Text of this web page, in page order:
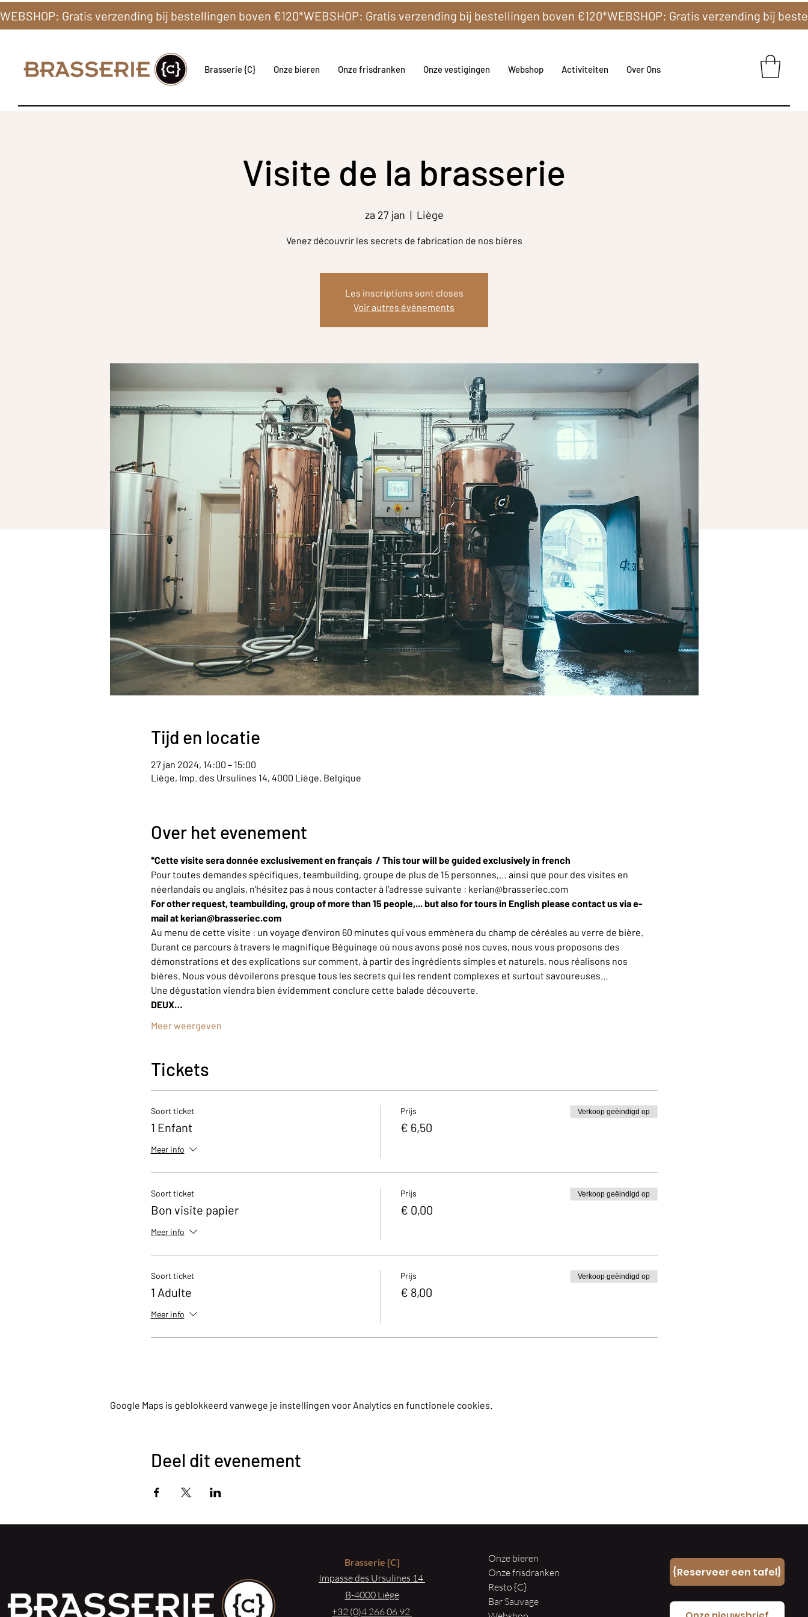
Brasserie {C} Onze bieren Onze frisdranken Onze vestigingen Webshop Activiteiten Over Ons
Visite de la brasserie
za 27 jan
  |
Liège
Venez découvrir les secrets de fabrication de nos bières
Les inscriptions sont closes
Voir autres événements
Tijd en locatie
27 jan 2024, 14:00 – 15:00
Liège, Imp. des Ursulines 14, 4000 Liège, Belgique
Over het evenement
*Cette visite sera donnée exclusivement en français  / This tour will be guided exclusively in french
Pour toutes demandes spécifiques, teambuilding, groupe de plus de 15 personnes,… ainsi que pour des visites en
néerlandais ou anglais, n’hésitez pas à nous contacter à l’adresse suivante : kerian@brasseriec.com
For other request, teambuilding, group of more than 15 people,... but also for tours in English please contact us via e-
mail at kerian@brasseriec.com
Au menu de cette visite : un voyage d’environ 60 minutes qui vous emmènera du champ de céréales au verre de bière.
Durant ce parcours à travers le magnifique Béguinage où nous avons posé nos cuves, nous vous proposons des
démonstrations et des explications sur comment, à partir des ingrédients simples et naturels, nous réalisons nos
bières. Nous vous dévoilerons presque tous les secrets qui les rendent complexes et surtout savoureuses…
Une dégustation viendra bien évidemment conclure cette balade découverte.
DEUX…
Meer weergeven
Tickets
Soort ticket
1 Enfant
Meer info
Prijs
€ 6,50
Verkoop geëindigd op
Soort ticket
Bon visite papier
Meer info
Prijs
€ 0,00
Verkoop geëindigd op
Soort ticket
1 Adulte
Meer info
Prijs
€ 8,00
Verkoop geëindigd op
Google Maps is geblokkeerd vanwege je instellingen voor Analytics en functionele cookies.
Deel dit evenement
Brasserie{C}
Impasse des Ursulines 14
B-4000 Liège
+32 (0)4 266 06 92
Onze bieren
Onze frisdranken
Resto {C}
Bar Sauvage
{Reserveer een tafel}